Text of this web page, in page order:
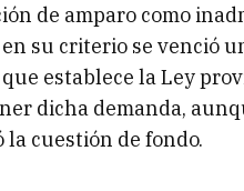
de amparo como
su criterio se venció
establece la Ley
dicha demanda,
la cuestión de fondo.